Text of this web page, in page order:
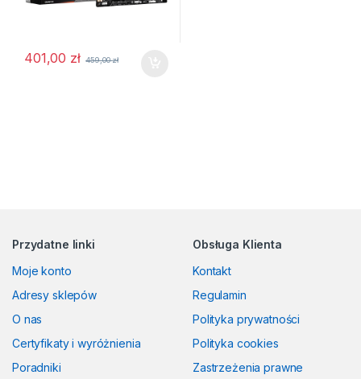
401,00 zł 459,00zł
Przydatne linki
Moje konto
Adresy sklepów
O nas
Certyfikaty i wyróżnienia
Poradniki
Obsługa Klienta
Kontakt
Regulamin
Polityka prywatności
Polityka cookies
Zastrzeżenia prawne